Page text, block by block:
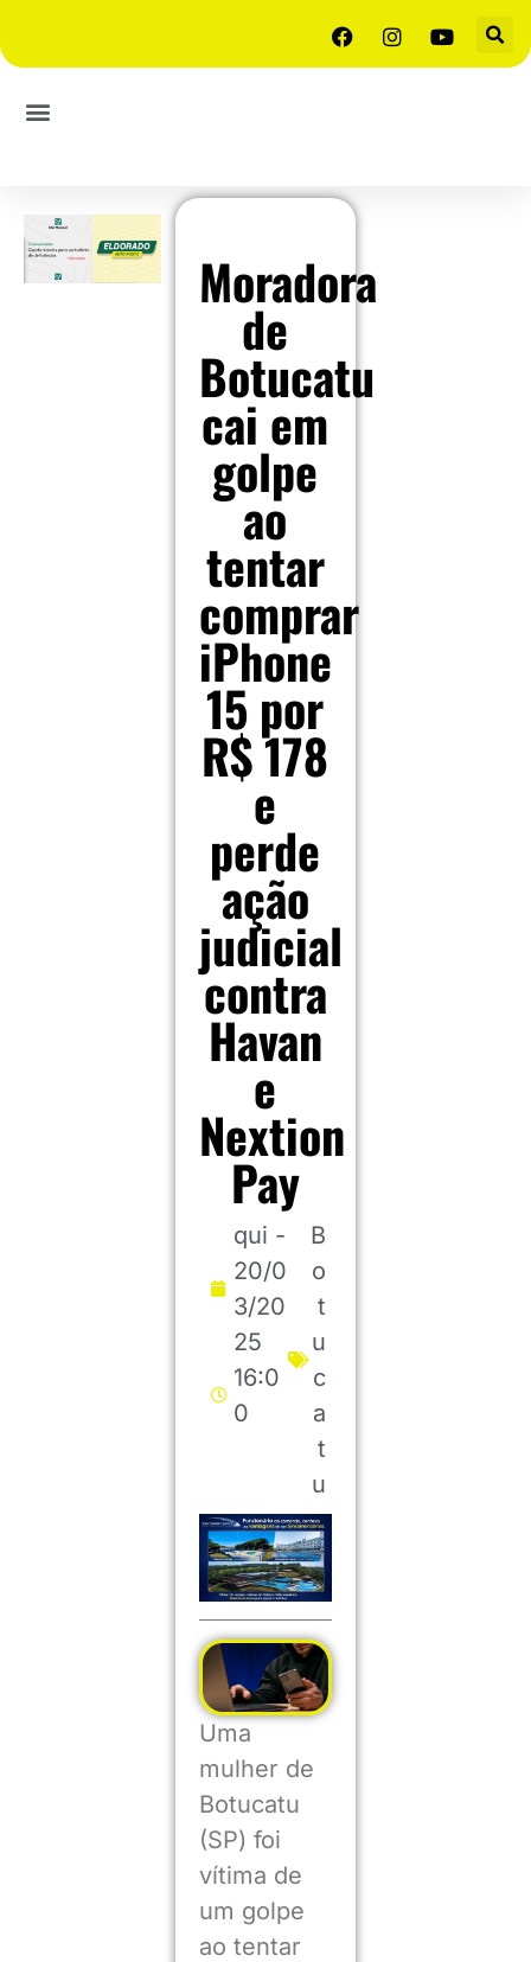
Moradora
de
Botucatu
cai em
golpe
ao
tentar
comprar
iPhone
15 por
R$ 178
e
perde
ação
judicial
contra
Havan
e
Nextion
Pay
qui -
20/0
3/20
25
16:0
0
B
o
t
u
c
a
t
u
Uma
mulher de
Botucatu
(SP) foi
vítima de
um golpe
ao tentar